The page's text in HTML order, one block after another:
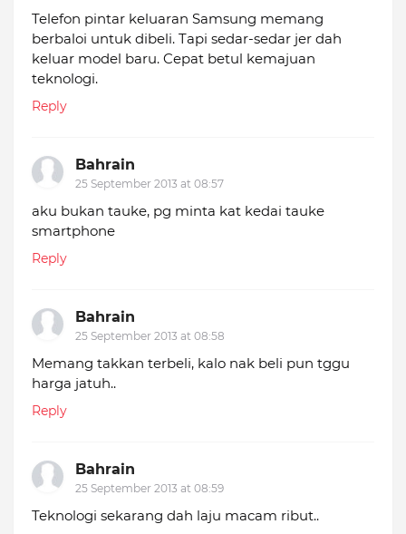
Telefon pintar keluaran Samsung memang
berbaloi untuk dibeli. Tapi sedar-sedar jer dah
keluar model baru. Cepat betul kemajuan
teknologi.
Reply
Bahrain
25 September 2013 at 08:57
aku bukan tauke, pg minta kat kedai tauke
smartphone
Reply
Bahrain
25 September 2013 at 08:58
Memang takkan terbeli, kalo nak beli pun tggu
harga jatuh..
Reply
Bahrain
25 September 2013 at 08:59
Teknologi sekarang dah laju macam ribut..